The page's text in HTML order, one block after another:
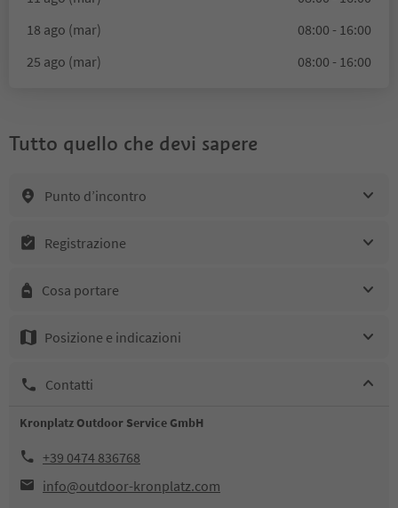
18 ago (mar)
08:00 - 16:00
25 ago (mar)
08:00 - 16:00
Tutto quello che devi sapere
Punto d’incontro
Registrazione
Cosa portare
Posizione e indicazioni
Contatti
Kronplatz Outdoor Service GmbH
+39 0474 836768
info@outdoor-kronplatz.com